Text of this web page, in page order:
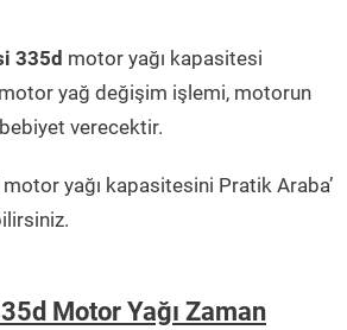
335d motor yağı kapasitesi
yağ değişim işlemi, motorun
verecektir.
motor yağı kapasitesini Pratik Araba’
Motor Yağı Zaman